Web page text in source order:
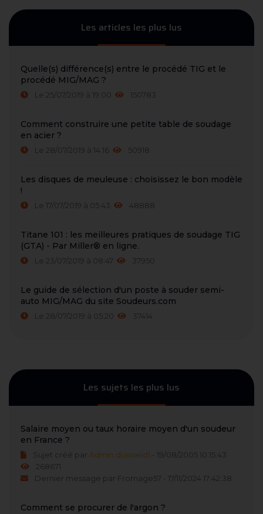
Les articles les plus lus
Quelle(s) différence(s) entre le procédé TIG et le
procédé MIG/MAG ?
Le 25/07/2019 à 19:00 150783
Comment construire une petite table de soudage
en acier ?
Le 28/07/2019 à 14:16 50918
Les disques de meuleuse : choisissez le bon modèle
!
Le 17/07/2019 à 05:43 48888
Titane 101 : les meilleures pratiques de soudage TIG
(GTA) - Par Miller® en ligne.
Le 23/07/2019 à 08:47 37950
Le guide de sélection d'un poste à souder semi-
auto MIG/MAG du site Soudeurs.com
Le 28/07/2019 à 05:20 37414
Les sujets les plus lus
Salaire moyen ou taux horaire moyen d'un soudeur
en France ?
Sujet créé par Admin dusweld1 - 19/08/2005 10:15:43
268671
Dernier message par Fromage57 - 17/11/2024 17:42:38
Comment se procurer de l'argon ?